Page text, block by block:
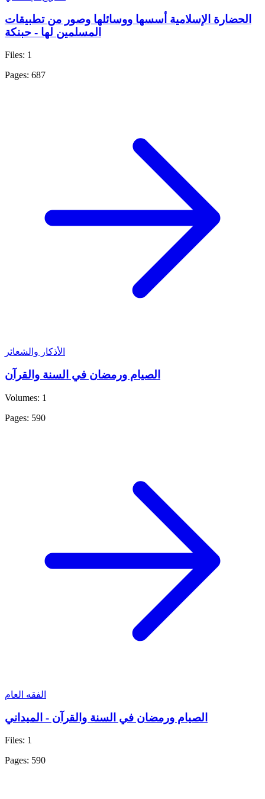
الحضارة الإسلامية أسسها ووسائلها وصور من تطبيقات
المسلمين لها - حبنكة
Files: 1
Pages: 687
الأذكار والشعائر
الصيام ورمضان في السنة والقرآن
Volumes: 1
Pages: 590
الفقه العام
الصيام ورمضان في السنة والقرآن - الميداني
Files: 1
Pages: 590